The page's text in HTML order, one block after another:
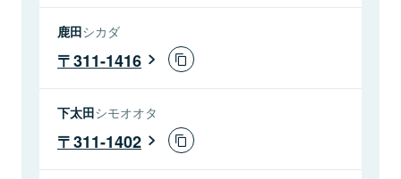
鹿田シカダ
311-1416
下太田シモオオタ
311-1402